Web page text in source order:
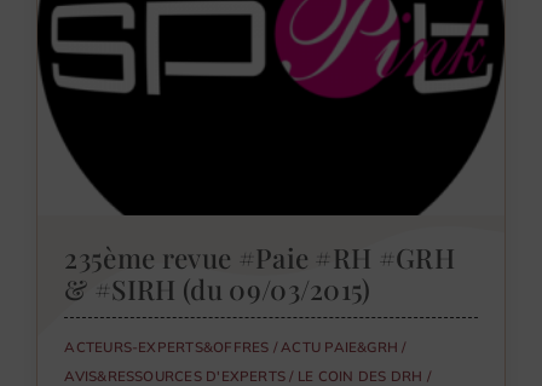
235ème revue #Paie #RH #GRH
& #SIRH (du 09/03/2015)
ACTEURS-EXPERTS&OFFRES / ACTU PAIE&GRH /
AVIS&RESSOURCES D'EXPERTS / LE COIN DES DRH /